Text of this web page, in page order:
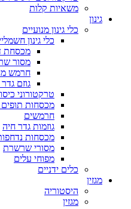
משאיות קלות
גינון
כלי גינון מנועיים
כלי גינון
מכסחת
מסור
חרמש
גוזם
טרקטורוני
מכסחות תופים
חרמשים
גוזמות גדר חיה
מכסחות
מסורי שרשרת
מפוחי עלים
כלים ידניים
מגזין
היסטוריה
מגזין